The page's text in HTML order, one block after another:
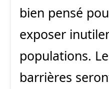
bien pensé
exposer
populations.
barrières